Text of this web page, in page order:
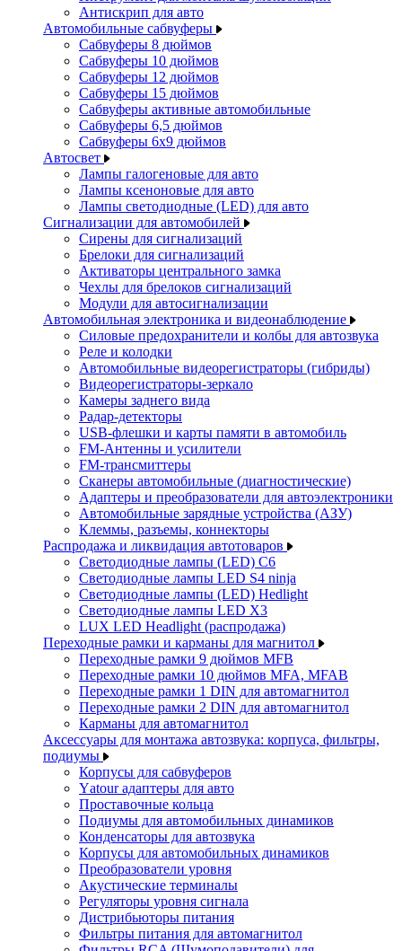
Антискрип для авто
Автомобильные сабвуферы
Сабвуферы 8 дюймов
Сабвуферы 10 дюймов
Сабвуферы 12 дюймов
Сабвуферы 15 дюймов
Сабвуферы активные автомобильные
Сабвуферы 6,5 дюймов
Сабвуферы 6x9 дюймов
Автосвет
Лампы галогеновые для авто
Лампы ксеноновые для авто
Лампы светодиодные (LED) для авто
Сигнализации для автомобилей
Сирены для сигнализаций
Брелоки для сигнализаций
Активаторы центрального замка
Чехлы для брелоков сигнализаций
Модули для автосигнализации
Автомобильная электроника и видеонаблюдение
Силовые предохранители и колбы для автозвука
Реле и колодки
Автомобильные видеорегистраторы (гибриды)
Видеорегистраторы-зеркало
Камеры заднего вида
Радар-детекторы
USB-флешки и карты памяти в автомобиль
FM-Антенны и усилители
FM-трансмиттеры
Сканеры автомобильные (диагностические)
Адаптеры и преобразователи для автоэлектроники
Автомобильные зарядные устройства (АЗУ)
Клеммы, разъемы, коннекторы
Распродажа и ликвидация автотоваров
Светодиодные лампы (LED) C6
Светодиодные лампы LED S4 ninja
Светодиодные лампы (LED) Hedlight
Светодиодные лампы LED X3
LUX LED Headlight (распродажа)
Переходные рамки и карманы для магнитол
Переходные рамки 9 дюймов MFB
Переходные рамки 10 дюймов MFA, MFAB
Переходные рамки 1 DIN для автомагнитол
Переходные рамки 2 DIN для автомагнитол
Карманы для автомагнитол
Аксессуары для монтажа автозвука: корпуса, фильтры,
подиумы
Корпусы для сабвуферов
Yаtour адаптеры для авто
Проставочные кольца
Подиумы для автомобильных динамиков
Конденсаторы для автозвука
Корпусы для автомобильных динамиков
Преобразователи уровня
Акустические терминалы
Регуляторы уровня сигнала
Дистрибьюторы питания
Фильтры питания для автомагнитол